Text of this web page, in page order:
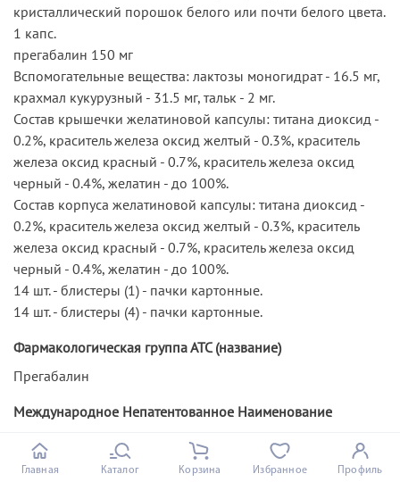
кристаллический порошок белого или почти белого цвета.
1 капс.
прегабалин 150 мг
Вспомогательные вещества: лактозы моногидрат - 16.5 мг,
крахмал кукурузный - 31.5 мг, тальк - 2 мг.
Состав крышечки желатиновой капсулы: титана диоксид -
0.2%, краситель железа оксид желтый - 0.3%, краситель
железа оксид красный - 0.7%, краситель железа оксид
черный - 0.4%, желатин - до 100%.
Состав корпуса желатиновой капсулы: титана диоксид -
0.2%, краситель железа оксид желтый - 0.3%, краситель
железа оксид красный - 0.7%, краситель железа оксид
черный - 0.4%, желатин - до 100%.
14 шт. - блистеры (1) - пачки картонные.
14 шт. - блистеры (4) - пачки картонные.
Фармакологическая группа АТС (название)
Прегабалин
Международное Непатентованное Наименование
Прегабалин
Международное Непатентованное Наименование на
Главная Каталог Корзина Избранное Профиль